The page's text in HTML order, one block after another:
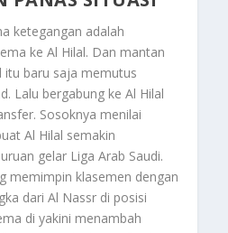
ketegangan adalah
ke Al Hilal. Dan mantan
itu baru saja memutus
Lalu bergabung ke Al Hilal
Sosoknya menilai
Al Hilal semakin
gelar Liga Arab Saudi.
memimpin klasemen dengan
dari Al Nassr di posisi
di yakini menambah